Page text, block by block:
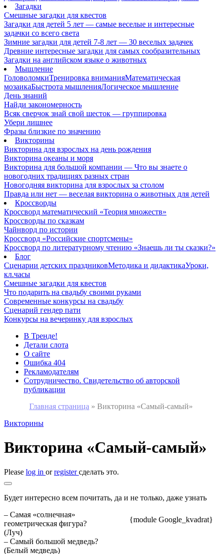
Загадки
Смешные загадки для квестов
Загадки для детей 5 лет — самые веселые и интересные
задачки со всего света
Зимние загадки для детей 7-8 лет — 30 веселых задачек
Древние интересные загадки для самых сообразительных
Загадки на английском языке о животных
Мышление
ГоловоломкиТренировка вниманияМатематическая
мозаикаБыстрота мышленияЛогическое мышление
День знаний
Найди закономерность
Всяк сверчок знай свой шесток — группировка
Убери лишнее
Фразы близкие по значению
Викторины
Викторина для взрослых на день рождения
Викторина океаны и моря
Викторина для большой компании — Что вы знаете о
новогодних традициях разных стран
Новогодняя викторина для взрослых за столом
Правда или нет — веселая викторина о животных для детей
Кроссворды
Кроссворд математический «Теория множеств»
Кроссворды по сказкам
Чайнворд по истории
Кроссворд «Российские спортсмены»
Кроссворд по литературному чтению «Знаешь ли ты сказки?»
Блог
Сценарии детских праздниковМетодика и дидактикаУроки,
кл.часы
Смешные загадки для квестов
Что подарить на свадьбу своими руками
Современные конкурсы на свадьбу
Сценарий гендер пати
Конкурсы на вечеринку для взрослых
В Тренде!
Детали слота
О сайте
Ошибка 404
Рекламодателям
Сотрудничество. Свидетельство об авторской
публикации
Главная страница » Викторина «Самый-самый»
Викторины
Викторина «Самый-самый»
Please log in orregisterсделать это.
Будет интересно всем почитать, да и не только, даже узнать
{module Google_kvadrat}
– Самая «солнечная»
геометрическая фигура?
(Луч)
– Самый большой медведь?
(Белый медведь)